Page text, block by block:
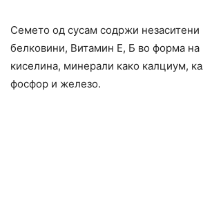
Семето од сусам содржи незаситени
белковини, Витамин Е, Б во форма на
киселина, минерали како калциум,
фосфор и железо.